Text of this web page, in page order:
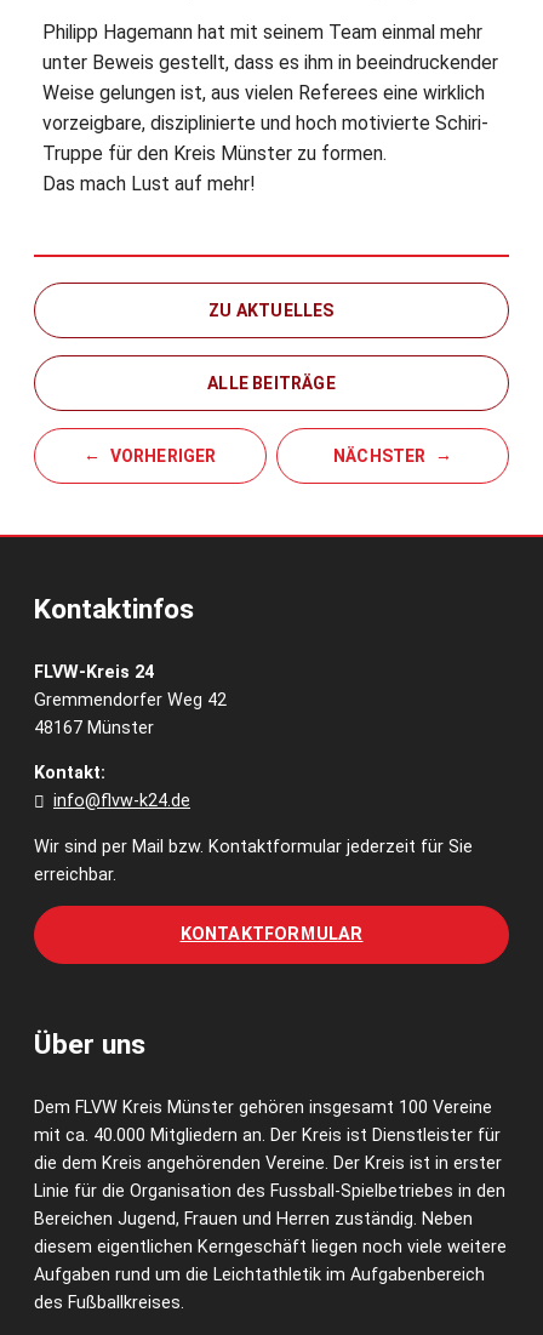
Philipp Hagemann hat mit seinem Team einmal mehr
unter Beweis gestellt, dass es ihm in beeindruckender
Weise gelungen ist, aus vielen Referees eine wirklich
vorzeigbare, disziplinierte und hoch motivierte Schiri-
Truppe für den Kreis Münster zu formen.
Das mach Lust auf mehr!
ZU AKTUELLES
ALLE BEITRÄGE
VORHERIGER NÄCHSTER
Kontaktinfos
FLVW-Kreis 24
Gremmendorfer Weg 42
48167 Münster
Kontakt:
info@flvw-k24.de
Wir sind per Mail bzw. Kontaktformular jederzeit für Sie
erreichbar.
KONTAKTFORMULAR
Über uns
Dem FLVW Kreis Münster gehören insgesamt 100 Vereine
mit ca. 40.000 Mitgliedern an. Der Kreis ist Dienstleister für
die dem Kreis angehörenden Vereine. Der Kreis ist in erster
Linie für die Organisation des Fussball-Spielbetriebes in den
Bereichen Jugend, Frauen und Herren zuständig. Neben
diesem eigentlichen Kerngeschäft liegen noch viele weitere
Aufgaben rund um die Leichtathletik im Aufgabenbereich
des Fußballkreises.